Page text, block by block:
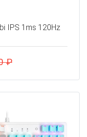
IPS 1ms 120Hz
₽